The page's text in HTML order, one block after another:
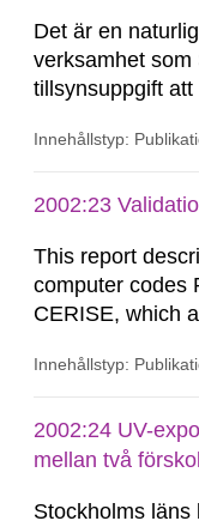
Det är en
verksamhet
tillsynsuppgift
åtgärder för att
ställer därför
Innehållstyp:
2002:23
This report
computer codes
CERISE, which
Calculated
steps of the
material, mainly
Innehållstyp:
2002:24 UV-
mellan två
Stockholms läns